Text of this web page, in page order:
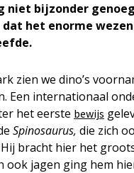
niet bijzonder
het enorme
zien we dino’s
Een internationaal
het eerste bewijs
Spinosaurus, die zich
bracht hier het
ook jagen ging hem